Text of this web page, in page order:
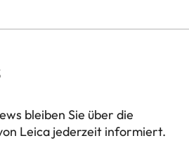
bleiben Sie über die
Leica jederzeit informiert.